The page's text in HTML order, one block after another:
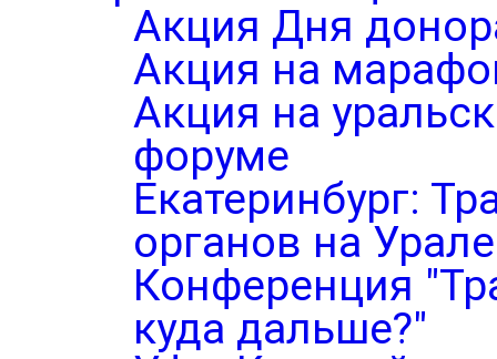
Акция Дня
Акция на
Акция на
форуме
Екатеринбург:
органов на Урале
Конференция
куда дальше?"